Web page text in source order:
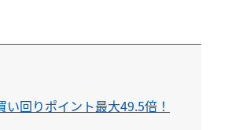
回りポイント最大49.5倍！